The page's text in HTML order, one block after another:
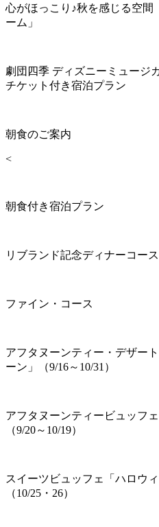
心がほっこり♪秋を感じる空
ーム」
劇団四季 ディズニーミュージ
チケット付き宿泊プラン
朝食のご案内
<
朝食付き宿泊プラン
リブランド記念ディナーコー
ファイン・コース
アフタヌーンティー・デザー
ーン」（9/16～10/31）
アフタヌーンティービュッフ
（9/20～10/19）
スイーツビュッフェ「ハロウ
（10/25・26）